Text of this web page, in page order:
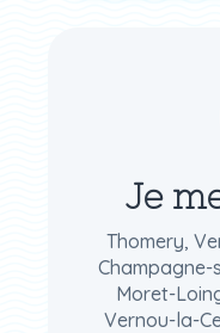
Je
Thomery,
Champagne-
Moret-
Vernou-la-